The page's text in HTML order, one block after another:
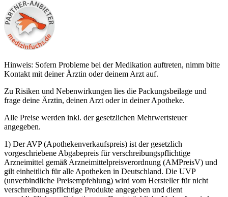
Hinweis: Sofern Probleme bei der Medikation auftreten, nimm bitte
Kontakt mit deiner Ärztin oder deinem Arzt auf.
Zu Risiken und Nebenwirkungen lies die Packungsbeilage und
frage deine Ärztin, deinen Arzt oder in deiner Apotheke.
Alle Preise werden inkl. der gesetzlichen Mehrwertsteuer
angegeben.
1) Der AVP (Apothekenverkaufspreis) ist der gesetzlich
vorgeschriebene Abgabepreis für verschreibungspflichtige
Arzneimittel gemäß Arzneimittelpreisverordnung (AMPreisV) und
gilt einheitlich für alle Apotheken in Deutschland. Die UVP
(unverbindliche Preisempfehlung) wird vom Hersteller für nicht
verschreibungspflichtige Produkte angegeben und dient